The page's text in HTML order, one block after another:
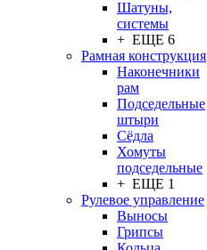
Шатуны,
системы
+ ЕЩЕ 6
Рамная конструкция
Наконечники
рам
Подседельные
штыри
Сёдла
Хомуты
подседельные
+ ЕЩЕ 1
Рулевое управление
Выносы
Грипсы